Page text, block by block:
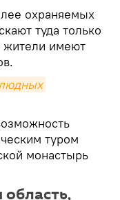
охраняемых
туда только
жители имеют
туром
монастырь